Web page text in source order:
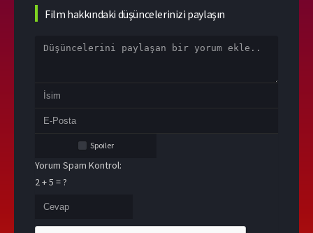
Film hakkındaki düşüncelerinizi paylaşın
Spoiler
Yorum Spam Kontrol:
2 + 5 = ?